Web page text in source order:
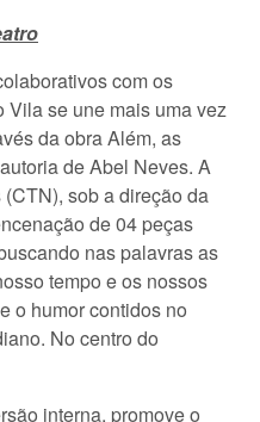
com os
se une mais uma vez
da obra Além, as
de Abel Neves. A
sob a direção da
de 04 peças
nas palavras as
tempo e os nossos
o humor contidos no
No centro do
interna, promove o